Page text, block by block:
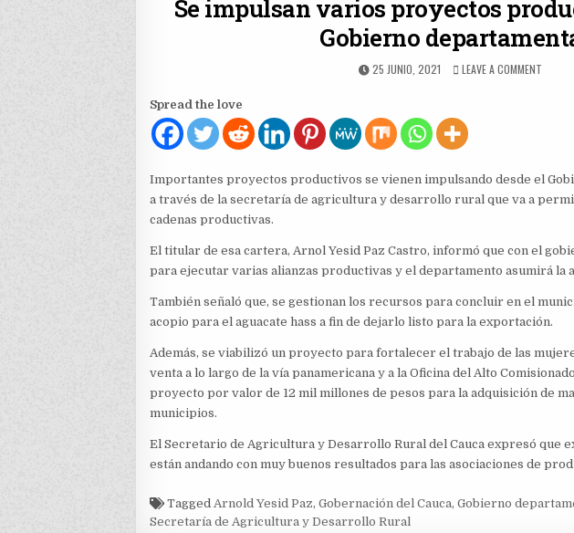
Se impulsan varios proyectos
Gobierno
PUBLISHED
25 JUNIO, 2021 LEAVE A COMMENTON
EL
Spread the love
Importantes proyectos productivos se vienen impulsando desde el
a través de la secretaría de agricultura y desarrollo rural que va a
cadenas productivas.
El titular de esa cartera, Arnol Yesid Paz Castro, informó que con el
para ejecutar varias alianzas productivas y el departamento asumirá la
También señaló que, se gestionan los recursos para concluir en el
acopio para el aguacate hass a fin de dejarlo listo para la exportación.
Además, se viabilizó un proyecto para fortalecer el trabajo de las
venta a lo largo de la vía panamericana y a la Oficina del Alto
proyecto por valor de 12 mil millones de pesos para la adquisición de
municipios.
El Secretario de Agricultura y Desarrollo Rural del Cauca expresó que
están andando con muy buenos resultados para las asociaciones de
TaggedArnold Yesid Paz,Gobernación del Cauca,Gobierno
Secretaría de Agricultura y Desarrollo Rural